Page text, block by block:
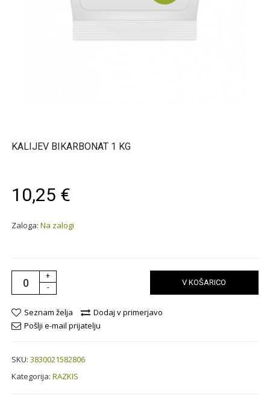
KALIJEV BIKARBONAT 1 KG
10,25 €
Zaloga:Na zalogi
+
-
V KOŠARICO
Seznam želja
Dodaj v primerjavo
Pošlji e-mail prijatelju
SKU:3830021582806
Kategorija:RAZKIS